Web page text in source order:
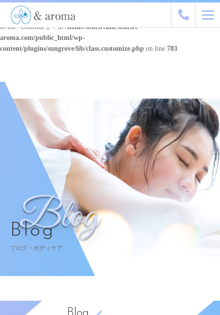
Warning: "continue" targeting switch is equivalent to "break". Did you mean
to use "continue 2"? in/home/souriream/sourire-
aroma.com/public_html/wp-
content/plugins/sungrove/lib/class.customize.php on line 783
Blog
Blog
ブログ・ボディケア